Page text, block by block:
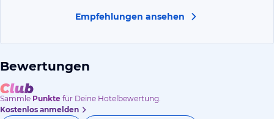
Empfehlungen ansehen
Bewertungen
Sammle Punkte für Deine Hotelbewertung.
Kostenlos anmelden